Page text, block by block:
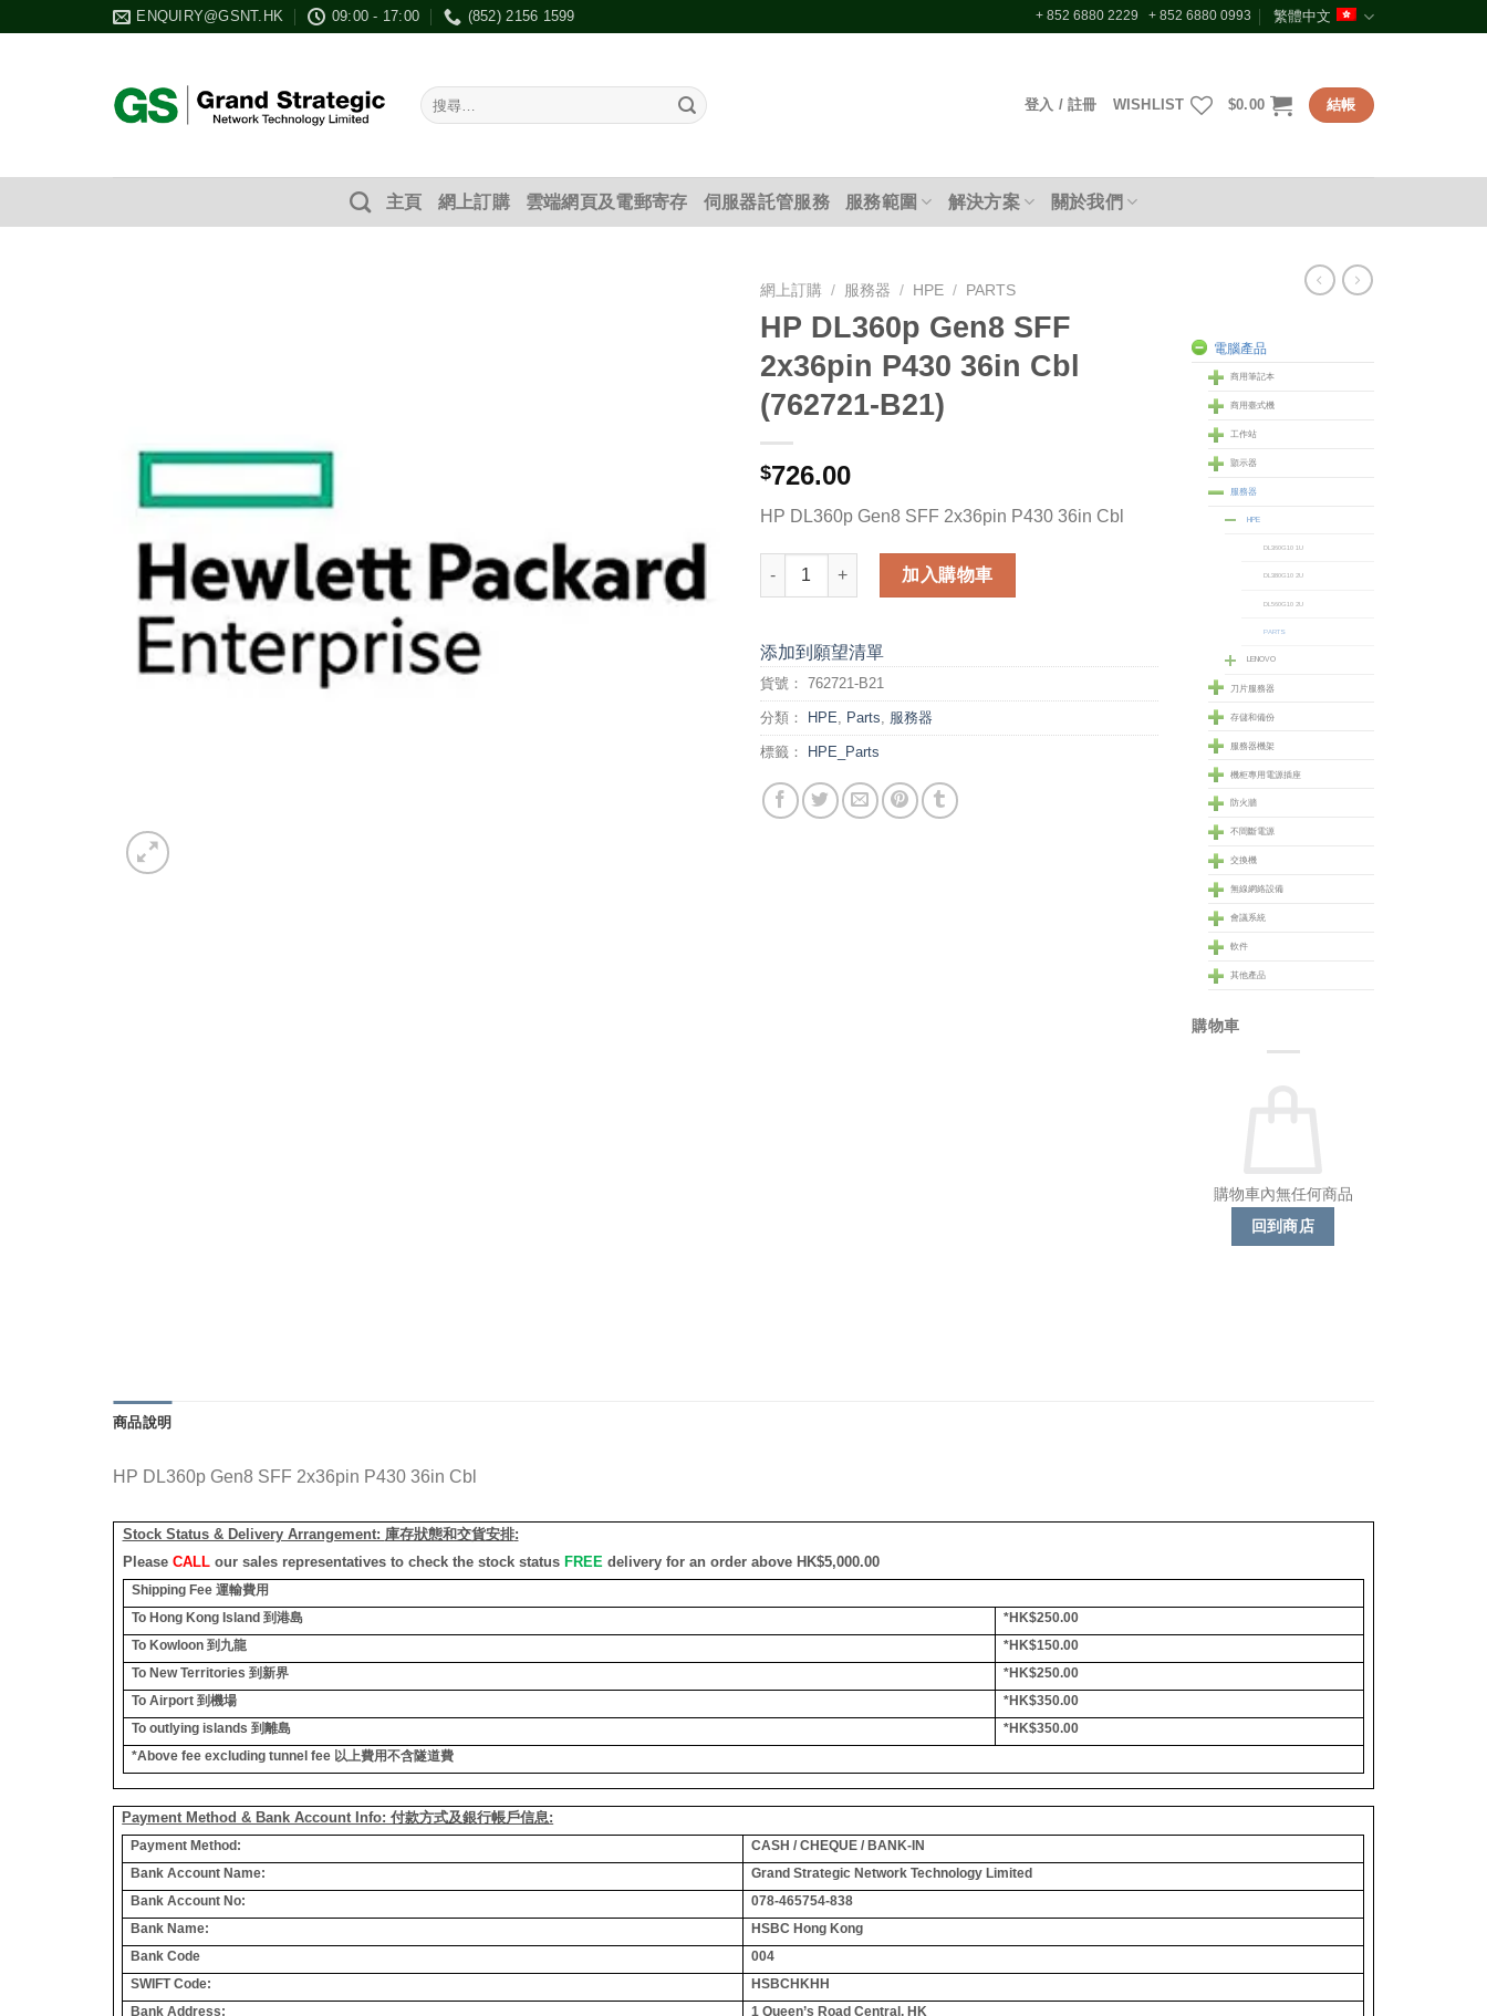
ENQUIRY@GSNT.HK 09:00 - 17:00 (852) 2156 1599 + 852 6880 2229 + 852 6880 0993 繁體中文
搜
尋：
登入 / 註冊 WISHLIST $0.00 結帳
主頁 網上訂購 雲端網頁及電郵寄存 伺服器託管服務 服務範圍 解決方案 關於我們
網上訂購 / 服務器 / HPE / PARTS
HP DL360p Gen8 SFF
2x36pin P430 36in Cbl
(762721-B21)
$726.00
HP DL360p Gen8 SFF 2x36pin P430 36in Cbl
HP DL360p Gen8 SFF 2x36pin P430 36in Cbl (762721-B21) 數量
加入購物車
添加到願望清單
貨號： 762721-B21
分類： HPE Parts 服務器
標籤： HPE_Parts
電腦產品
商用筆記本
商用臺式機
工作站
顥示器
服務器
HPE
DL360G10 1U
DL380G10 2U
DL560G10 2U
PARTS
LENOVO
刀片服務器
存儲和備份
服務器機架
機柜專用電源插座
防火牆
不間斷電源
交換機
無線網絡設備
會議系統
軟件
其他產品
購物車
購物車內無任何商品
回到商店
商品說明
HP DL360p Gen8 SFF 2x36pin P430 36in Cbl
Stock Status & Delivery Arrangement: 庫存狀態和交貨安排:
Please CALLour sales representatives to check the stock status FREE delivery for an order above HK$5,000.00
Shipping Fee 運輸費用
To Hong Kong Island 到港島
*HK$250.00
To Kowloon 到九龍
*HK$150.00
To New Territories 到新界
*HK$250.00
To Airport 到機場
*HK$350.00
To outlying islands 到離島
*HK$350.00
*Above fee excluding tunnel fee 以上費用不含隧道費
Payment Method & Bank Account Info: 付款方式及銀行帳戶信息:
Payment Method:
CASH / CHEQUE / BANK-IN
Bank Account Name:
Grand Strategic Network Technology Limited
Bank Account No:
078-465754-838
Bank Name:
HSBC Hong Kong
Bank Code
004
SWIFT Code:
HSBCHKHH
Bank Address:
1 Queen’s Road Central, HK